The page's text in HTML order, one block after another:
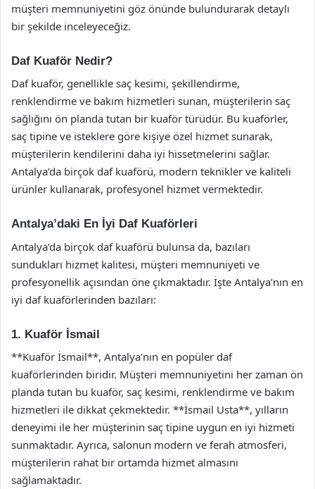
müşteri memnuniyetini göz önünde bulundurarak detaylı
bir şekilde inceleyeceğiz.
Daf Kuaför Nedir?
Daf kuaför, genellikle saç kesimi, şekillendirme,
renklendirme ve bakım hizmetleri sunan, müşterilerin saç
sağlığını ön planda tutan bir kuaför türüdür. Bu kuaförler,
saç tipine ve isteklere göre kişiye özel hizmet sunarak,
müşterilerin kendilerini daha iyi hissetmelerini sağlar.
Antalya’da birçok daf kuaförü, modern teknikler ve kaliteli
ürünler kullanarak, profesyonel hizmet vermektedir.
Antalya’daki En İyi Daf Kuaförleri
Antalya’da birçok daf kuaförü bulunsa da, bazıları
sundukları hizmet kalitesi, müşteri memnuniyeti ve
profesyonellik açısından öne çıkmaktadır. İşte Antalya’nın en
iyi daf kuaförlerinden bazıları:
1. Kuaför İsmail
**Kuaför İsmail**, Antalya’nın en popüler daf
kuaförlerinden biridir. Müşteri memnuniyetini her zaman ön
planda tutan bu kuaför, saç kesimi, renklendirme ve bakım
hizmetleri ile dikkat çekmektedir. **İsmail Usta**, yılların
deneyimi ile her müşterinin saç tipine uygun en iyi hizmeti
sunmaktadır. Ayrıca, salonun modern ve ferah atmosferi,
müşterilerin rahat bir ortamda hizmet almasını
sağlamaktadır.